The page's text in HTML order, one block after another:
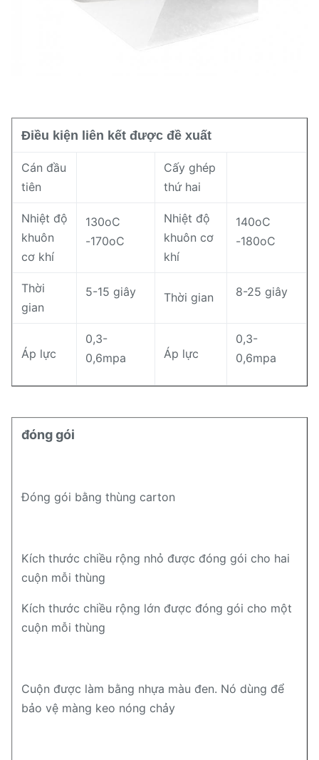
Điều kiện liên kết được đề xuất
Cán đầu
tiên
Cấy ghép
thứ hai
Nhiệt độ
khuôn
cơ khí
130oC
-170oC
Nhiệt độ
khuôn cơ
khí
140oC
-180oC
Thời
gian
5-15 giây Thời gian 8-25 giây
Áp lực
0,3-
0,6mpa
Áp lực
0,3-
0,6mpa
đóng gói
Đóng gói bằng thùng carton
Kích thước chiều rộng nhỏ được đóng gói cho hai
cuộn mỗi thùng
Kích thước chiều rộng lớn được đóng gói cho một
cuộn mỗi thùng
Cuộn được làm bằng nhựa màu đen. Nó dùng để
bảo vệ màng keo nóng chảy